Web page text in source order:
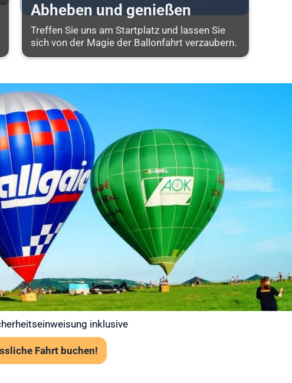
Abheben und genießen
Treffen Sie uns am Startplatz und lassen Sie
sich von der Magie der Ballonfahrt verzaubern.
bei Ihrer
– Gut
in die Luft
Ballooning an erster Stelle. Jede
stabiler Wetterlage statt. Unsere Piloten prüfen
Start über das Flugwetteramt.
120 cm Körpergröße
erforderlich, aber festes empfohlen
problemlos möglich
inklusive
Fahrt buchen!